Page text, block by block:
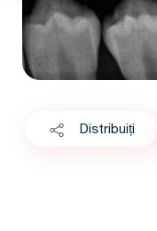
Distribuiți